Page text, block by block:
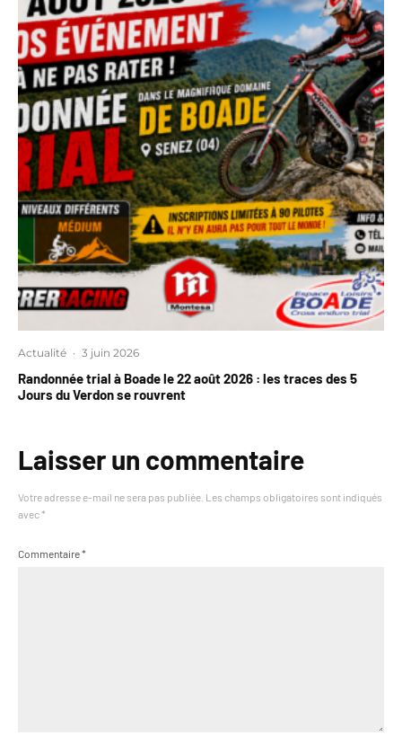
Actualité · 3 juin 2026
Randonnée trial à Boade le 22 août 2026 : les traces des 5
Jours du Verdon se rouvrent
Laisser un commentaire
Votre adresse e-mail ne sera pas publiée. Les champs obligatoires sont indiqués
avec *
Commentaire*